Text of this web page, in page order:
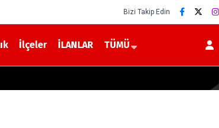
Bizi Takip Edin
İlçeler İLANLAR TÜMÜ
Vali